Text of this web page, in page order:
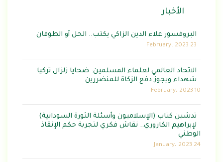
الأخبار
البروفسور علاء الدين الزاكي يكتب.. الحل أو الطوفان
23 February، 2023
الاتحاد العالمي لعلماء المسلمين: ضحايا زلزال تركيا
شهداء ويجوز دفع الزكاة للمنضررين
10 February، 2023
تدشين كتاب (الإسلاميون وأسئلة الثورة السودانية)
لإبراهيم الكاروري.. نقاش فكري لتجربة حكم الإنقاذ
الوطني
24 January، 2023